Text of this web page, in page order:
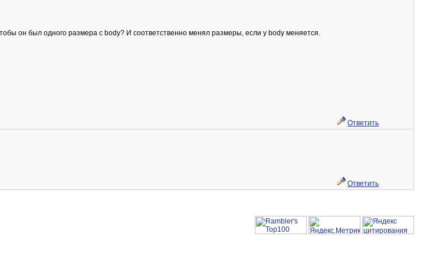
он был одного размера с body? И соответственно менял размеры, если у body меняется.
Ответить
Ответить